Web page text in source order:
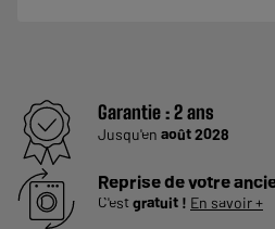
Garantie :2 ans
Jusqu'en août 2028
Reprise de votre
C'estgratuit ! En savoir +